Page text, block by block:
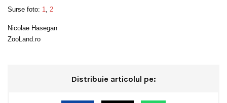
Surse foto: 1, 2
Nicolae Hasegan
ZooLand.ro
Distribuie articolul pe: